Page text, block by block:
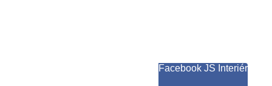
Facebook JS Interiér